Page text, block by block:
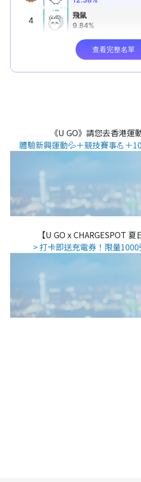
《U GO》請您去香港運
體驗新興運動💦＋競技賽事💪＋
【U GO x CHARGESPOT 夏
> 打卡即送充電券！限量